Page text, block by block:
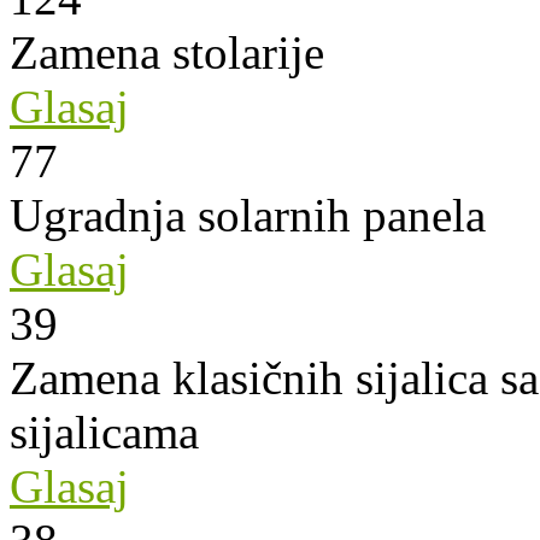
Zamena stolarije
Glasaj
77
Ugradnja solarnih panela
Glasaj
39
Zamena klasičnih sijalica
sijalicama
Glasaj